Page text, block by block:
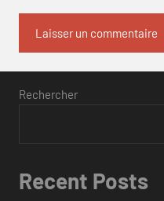
Rechercher
Recent Posts